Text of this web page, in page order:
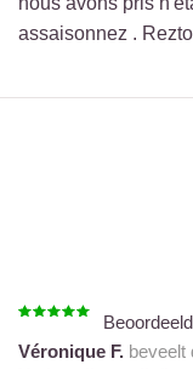
assaisonnez .
Véronique F. beveelt